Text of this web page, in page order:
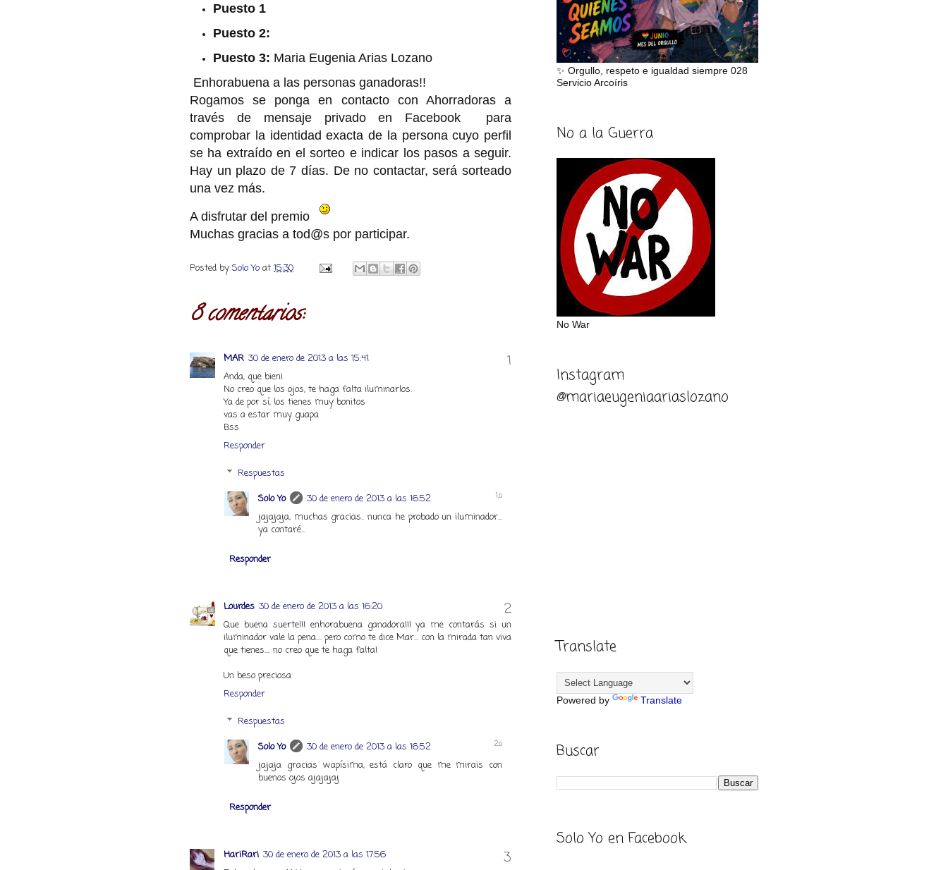
Puesto 1
Puesto 2:
Puesto 3: Maria Eugenia Arias Lozano
Enhorabuena a las personas ganadoras!!
Rogamos se ponga en contacto con Ahorradoras a
través de mensaje privado en Facebook para
comprobar la identidad exacta de la persona cuyo perfil
se ha extraído en el sorteo e indicar los pasos a seguir.
Hay un plazo de 7 días. De no contactar, será sorteado
una vez más.
A disfrutar del premio
Muchas gracias a tod@s por participar.
Posted by Solo Yo at 15:30
8 comentarios:
MAR 30 de enero de 2013 a las 15:41
Anda, que bien¡
No creo que los ojos, te haga falta iluminarlos.
Ya de por sí, los tienes muy bonitos
vas a estar muy guapa
Bss
Responder
Respuestas
Solo Yo
30 de enero de 2013 a las 16:52
jajajaja, muchas gracias.. nunca he probado un iluminador...
ya contaré...
Responder
Lourdes 30 de enero de 2013 a las 16:20
Que buena suerte!!! enhorabuena ganadora!!! ya me contarás si un
iluminador vale la pena.... pero como te dice Mar... con la mirada tan viva
que tienes.... no creo que te haga falta!
Un beso preciosa
Responder
Respuestas
Solo Yo
30 de enero de 2013 a las 16:52
jajaja gracias wapísima, está claro que me mirais con
buenos ojos ajajajaj
Responder
HariRari 30 de enero de 2013 a las 17:56
✨ Orgullo, respeto e igualdad siempre 028
Servicio Arcoíris
No a la Guerra
No War
Instagram
@mariaeugeniaariaslozano
Translate
Powered by Translate
Buscar
Solo Yo en Facebook